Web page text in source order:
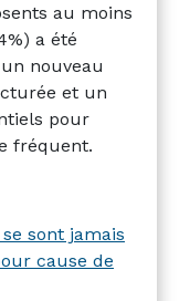
au moins
a été
nouveau
et un
pour
fréquent.
sont jamais
cause de